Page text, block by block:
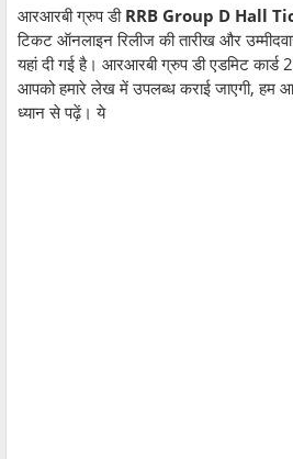
आरआरबी ग्रुप डी RRB Group D Hall
टिकट ऑनलाइन रिलीज की तारीख और
यहां दी गई है। आरआरबी ग्रुप डी एडमिट कार्ड
आपको हमारे लेख में उपलब्ध कराई जाएगी, हम
ध्यान से पढ़ें। ये